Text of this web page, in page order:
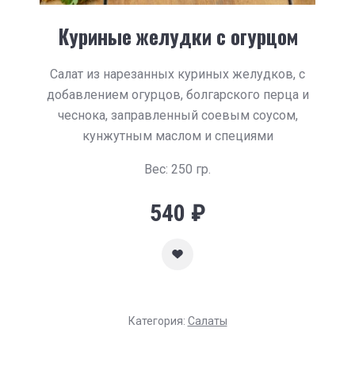
Куриные желудки с огурцом
Салат из нарезанных куриных желудков, с
добавлением огурцов, болгарского перца и
чеснока, заправленный соевым соусом,
кунжутным маслом и специями
Вес: 250 гр.
540 ₽
Категория: Салаты